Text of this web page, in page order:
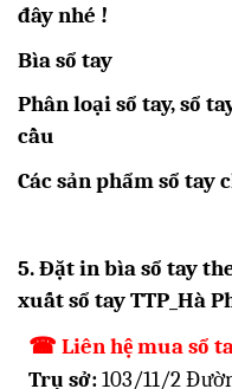
đây nhé !
Bìa sổ tay
Phân loại sổ tay, sổ
cầu
Các sản phẩm sổ tay
5. Đặt in bìa sổ tay
xuất sổ tay TTP_Hà
☎ Liên hệ mua sổ
Trụ sở:103/11/2